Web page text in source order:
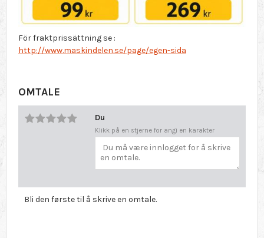
För fraktprissättning se :
http://www.maskindelen.se/page/egen-sida
OMTALE
Du
Klikk på en stjerne for angi en karakter
Bli den første til å skrive en omtale.